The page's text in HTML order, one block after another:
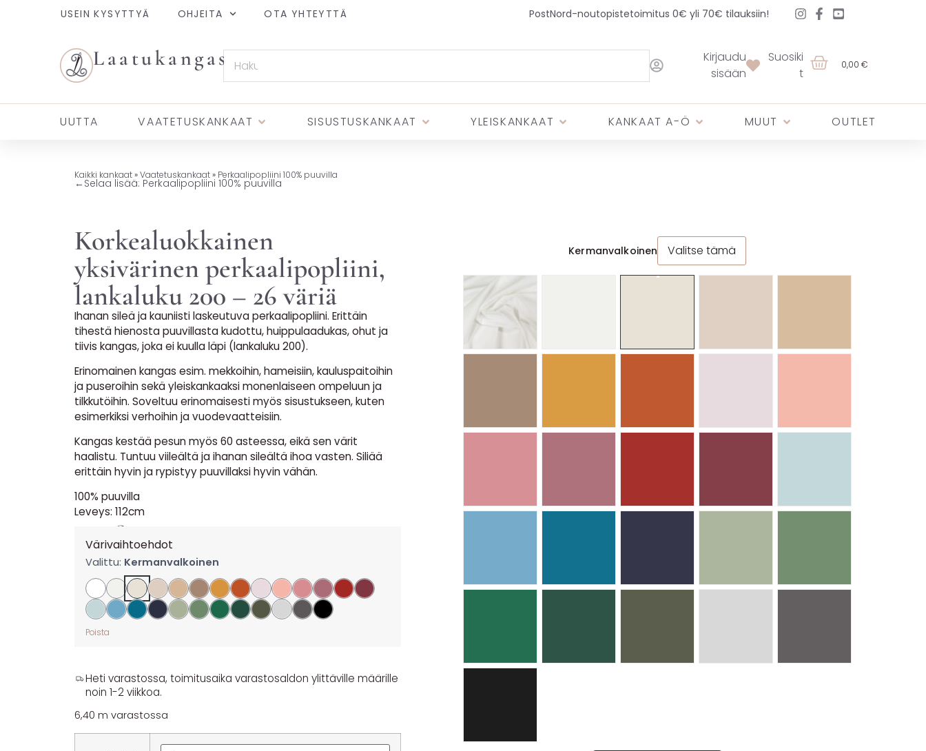
USEIN KYSYTTYÄ OHJEITA OTA YHTEYTTÄ PostNord-noutopistetoimitus 0€ yli 70€ tilauksiin!
Laatukangas
Kirjaudu
sisään
Suosiki
t
0,00 €
UUTTA VAATETUSKANKAAT SISUSTUSKANKAAT YLEISKANKAAT KANKAAT A-Ö MUUT OUTLET
Kaikki kankaat»Vaatetuskankaat» Perkaalipopliini 100% puuvilla
←Selaa lisää: Perkaalipopliini 100% puuvilla
Korkealuokkainen
yksivärinen perkaalipopliini,
lankaluku 200 – 26 väriä
Ihanan sileä ja kauniisti laskeutuva perkaalipopliini. Erittäin
tihestä hienosta puuvillasta kudottu, huippulaadukas, ohut ja
tiivis kangas, joka ei kuulla läpi (lankaluku 200).
Erinomainen kangas esim. mekkoihin, hameisiin, kauluspaitoihin
ja puseroihin sekä yleiskankaaksi monenlaiseen ompeluun ja
tilkkutöihin. Soveltuu erinomaisesti myös sisustukseen, kuten
esimerkiksi verhoihin ja vuodevaatteisiin.
Kangas kestää pesun myös 60 asteessa, eikä sen värit
haalistu. Tuntuu viileältä ja ihanan sileältä ihoa vasten. Siliää
erittäin hyvin ja rypistyy puuvillaksi hyvin vähän.
100% puuvilla
Leveys: 112cm
€
Värivaihtoehdot
Valittu: Kermanvalkoinen
Poista
Heti varastossa, toimitusaika varastosaldon ylittäville määrille
noin 1-2 viikkoa.
6,40 m varastossa
Kermanvalkoinen Valitse tämä